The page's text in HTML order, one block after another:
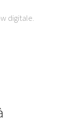
digitale.